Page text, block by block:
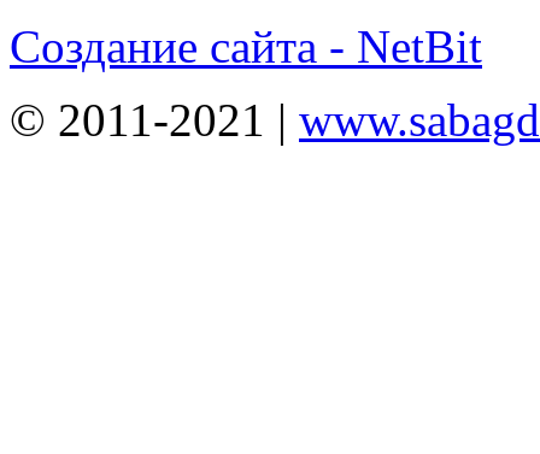
Создание сайта - NetBit
© 2011-2021 |